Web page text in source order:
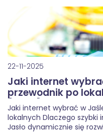
22-11-2025
Jaki internet
przewodnik po
[2025]
Jaki internet wybrać w
lokalnych Dlaczego szybki
Jasło dynamicznie się